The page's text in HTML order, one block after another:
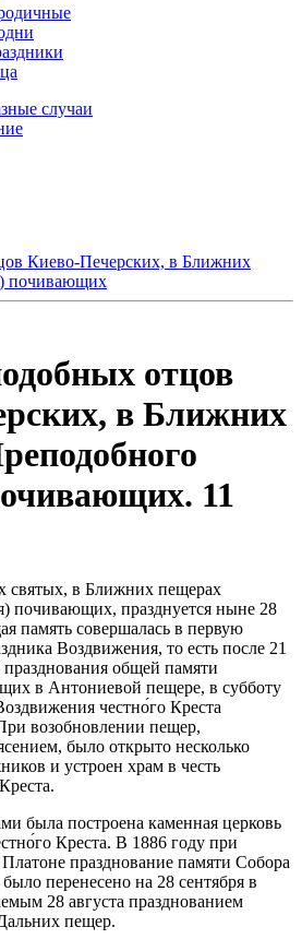
случаи
Киево-Печерских, в Ближних
почивающих
отцов
в Ближних
11
святых, в Ближних пещерах
почивающих, празднуется ныне 28
память совершалась в первую
Воздвижения, то есть после 21
празднования общей памяти
в Антониевой пещере, в субботу
честно́го Креста
возобновлении пещер,
было открыто несколько
и устроен храм в честь
была построена каменная церковь
Креста. В 1886 году при
празднование памяти Собора
перенесено на 28 сентября в
28 августа празднованием
пещер.